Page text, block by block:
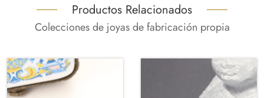
Productos Relacionados
Colecciones de joyas de fabricación propia